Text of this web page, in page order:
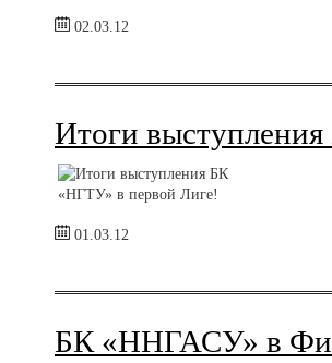
02.03.12
Итоги
01.03.12
БК «ННГАСУ» в